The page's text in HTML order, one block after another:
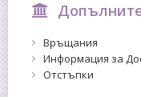
Връщания
Информация за
Отстъпки